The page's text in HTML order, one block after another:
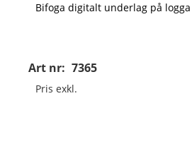
Art nr: 7365
Bifoga digitalt underlag på
Pris exkl.